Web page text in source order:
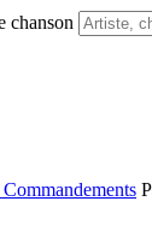
chanson